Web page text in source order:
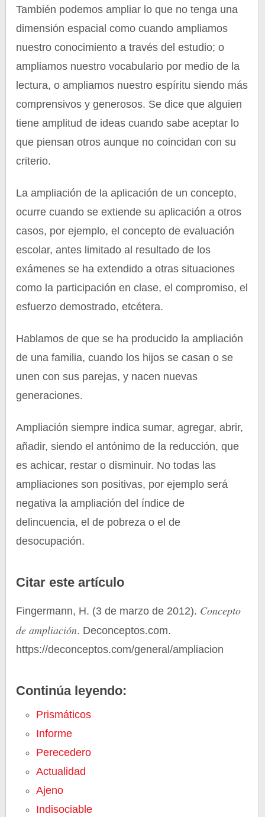
También podemos ampliar lo que no tenga una
dimensión espacial como cuando ampliamos
nuestro conocimiento a través del estudio; o
ampliamos nuestro vocabulario por medio de la
lectura, o ampliamos nuestro espíritu siendo más
comprensivos y generosos. Se dice que alguien
tiene amplitud de ideas cuando sabe aceptar lo
que piensan otros aunque no coincidan con su
criterio.
La ampliación de la aplicación de un concepto,
ocurre cuando se extiende su aplicación a otros
casos, por ejemplo, el concepto de evaluación
escolar, antes limitado al resultado de los
exámenes se ha extendido a otras situaciones
como la participación en clase, el compromiso, el
esfuerzo demostrado, etcétera.
Hablamos de que se ha producido la ampliación
de una familia, cuando los hijos se casan o se
unen con sus parejas, y nacen nuevas
generaciones.
Ampliación siempre indica sumar, agregar, abrir,
añadir, siendo el antónimo de la reducción, que
es achicar, restar o disminuir. No todas las
ampliaciones son positivas, por ejemplo será
negativa la ampliación del índice de
delincuencia, el de pobreza o el de
desocupación.
Citar este artículo
Fingermann, H. (3 de marzo de 2012). Concepto
de ampliación. Deconceptos.com.
https://deconceptos.com/general/ampliacion
Continúa leyendo:
Prismáticos
Informe
Perecedero
Actualidad
Ajeno
Indisociable